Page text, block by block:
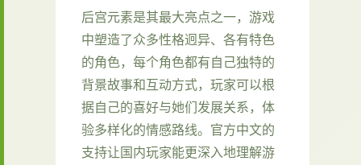
后宫元素是其最大亮点之一，游戏
中塑造了众多性格迥异、各有特色
的角色，每个角色都有自己独特的
背景故事和互动方式，玩家可以根
据自己的喜好与她们发展关系，体
验多样化的情感路线。官方中文的
支持让国内玩家能更深入地理解游